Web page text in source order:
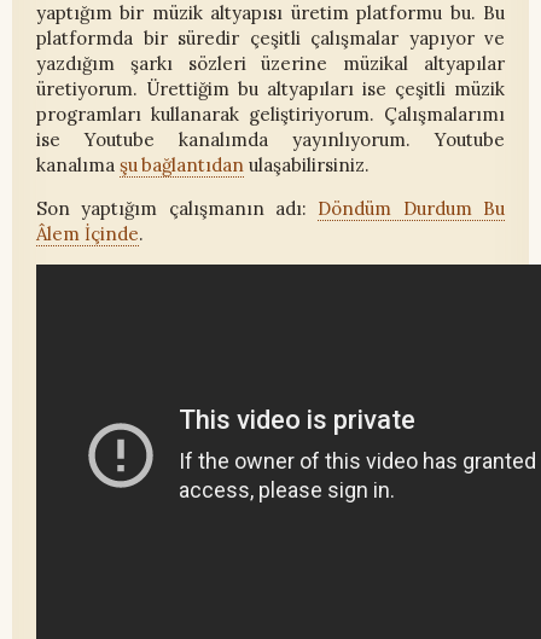
yaptığım bir müzik altyapısı üretim platformu bu. Bu
platformda bir süredir çeşitli çalışmalar yapıyor ve
yazdığım şarkı sözleri üzerine müzikal altyapılar
üretiyorum. Ürettiğim bu altyapıları ise çeşitli müzik
programları kullanarak geliştiriyorum. Çalışmalarımı
ise Youtube kanalımda yayınlıyorum. Youtube
kanalıma şu bağlantıdan ulaşabilirsiniz.
Son yaptığım çalışmanın adı: Döndüm Durdum Bu
Âlem İçinde.